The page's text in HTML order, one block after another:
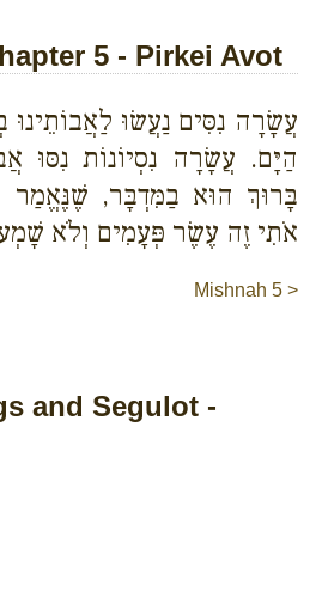
5 - Pirkei Avot
עֲשָׂרָה נִסִּים נַעֲשׂוּ
הַיָּם. עֲשָׂרָה נִסְיוֹנוֹת נִסּוּ
בָּרוּךְ הוּא בַמִּדְבָּר, שֶׁנֶּאֱמַר
אֹתִי זֶה עֶשֶׂר פְּעָמִים וְלֹא
Mishnah 5 >
and Segulot -